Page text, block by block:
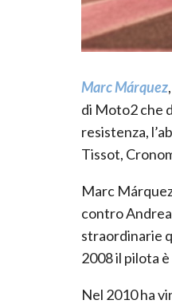
Marc Márquez
di Moto2 che
resistenza,
Tissot,
Marc
contro
straordinarie
2008 il pilota
Nel 2010 ha